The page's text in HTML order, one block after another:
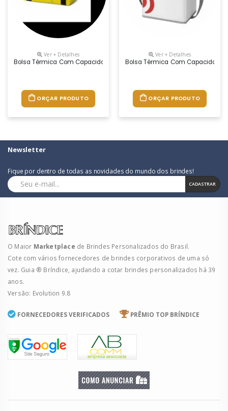
Ver + Detalhes
Bolsa Térmica Com Capacidade Aproximada Para 4,5 Litros Com Alça
ORÇAR PRODUTO
Ver + Detalhes
Bolsa Térmica Com Capacidade
ORÇAR PRODUTO
Newsletter
Fique por dentro de todas as novidades do mundo dos brindes!
CADASTRAR
O Maior Marketplace de Brindes Personalizados do Brasil.
Cote com vários fornecedores de brindes corporativos de uma só
vez. Guia ® Bríndice, ajudando a cotar brindes personalizados há 39
anos.
Versão: Evolution 9.8
FORNECEDORES VERIFICADOS PRÊMIO TOP BRÍNDICE